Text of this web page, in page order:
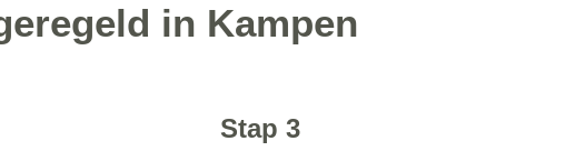
in Kampen
Stap 3